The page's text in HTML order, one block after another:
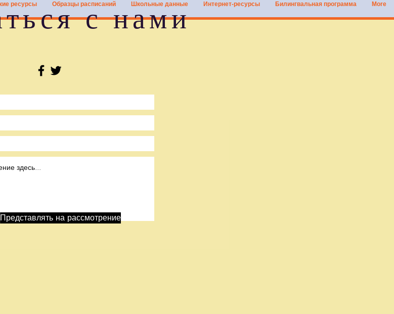
ресурсы Образцы расписаний Школьные данные Интернет-ресурсы Билингвальная программа More
с нами
Представлять на рассмотрение